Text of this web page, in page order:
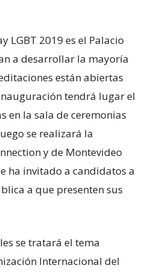
LGBT 2019 es el Palacio
a desarrollar la mayoría
están abiertas
tendrá lugar el
en la sala de ceremonias
se realizará la
y de Montevideo
ha invitado a candidatos a
a que presenten sus
se tratará el tema
Internacional del